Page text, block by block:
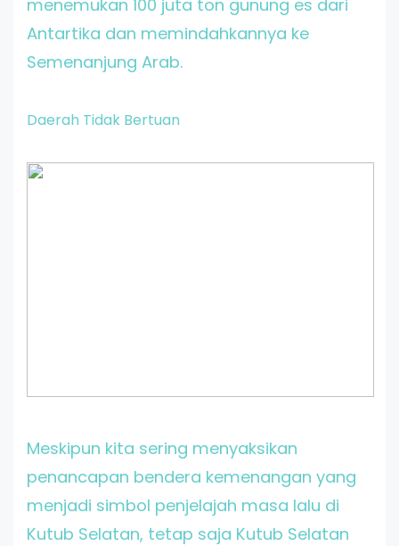
menemukan 100 juta ton gunung es dari
Antartika dan memindahkannya ke
Semenanjung Arab.
Daerah Tidak Bertuan
Meskipun kita sering menyaksikan
penancapan bendera kemenangan yang
menjadi simbol penjelajah masa lalu di
Kutub Selatan, tetap saja Kutub Selatan